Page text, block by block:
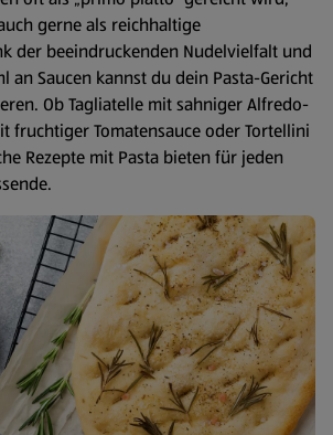
gerne als reichhaltige
der beeindruckenden Nudelvielfalt und
an Saucen kannst du dein Pasta-Gericht
Ob Tagliatelle mit sahniger Alfredo-
fruchtiger Tomatensauce oder Tortellini
Rezepte mit Pasta bieten für jeden